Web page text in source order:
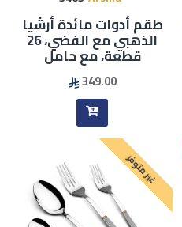
طقم أدوات مائدة أرشيا
الذهبي مع الفضي، 26
قطعة، مع حامل
349.00
غير متوفر